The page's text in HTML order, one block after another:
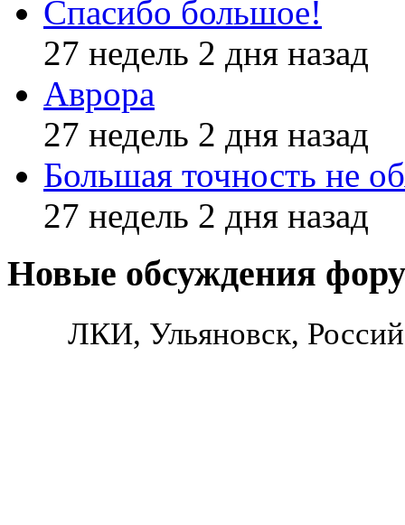
Спасибо большое!
27 недель 2 дня назад
Аврора
27 недель 2 дня назад
Большая точность не
27 недель 2 дня назад
Новые обсуждения
ЛКИ, Ульяновск,